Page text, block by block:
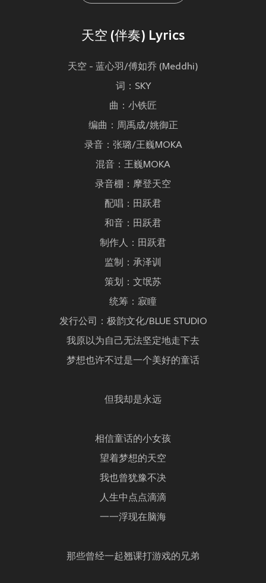
天空 (伴奏) Lyrics
天空 - 蓝心羽/傅如乔 (Meddhi)
词：SKY
曲：小铁匠
编曲：周禹成/姚御正
录音：张璐/王巍MOKA
混音：王巍MOKA
录音棚：摩登天空
配唱：田跃君
和音：田跃君
制作人：田跃君
监制：承泽训
策划：文氓苏
统筹：寂瞳
发行公司：极韵文化/BLUE STUDIO
我原以为自己无法坚定地走下去
梦想也许不过是一个美好的童话
但我却是永远
相信童话的小女孩
望着梦想的天空
我也曾犹豫不决
人生中点点滴滴
一一浮现在脑海
那些曾经一起翘课打游戏的兄弟